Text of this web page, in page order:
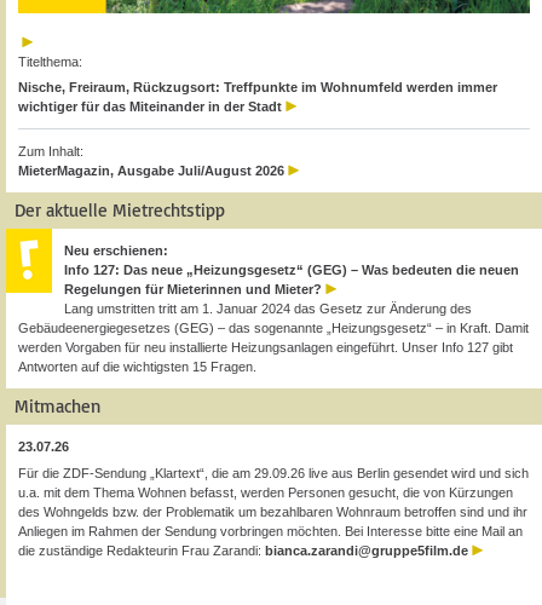
Titelthema:
Nische, Freiraum, Rückzugsort: Treffpunkte im Wohnumfeld werden immer
wichtiger für das Miteinander in der Stadt
Zum Inhalt:
MieterMagazin, Ausgabe Juli/August 2026
Der aktuelle Mietrechtstipp
Neu erschienen:
Info 127: Das neue „Heizungsgesetz“ (GEG) – Was bedeuten die neuen
Regelungen für Mieterinnen und Mieter?
Lang umstritten tritt am 1. Januar 2024 das Gesetz zur Änderung des
Gebäudeenergiegesetzes (GEG) – das sogenannte „Heizungsgesetz“ – in Kraft. Damit
werden Vorgaben für neu installierte Heizungsanlagen eingeführt. Unser Info 127 gibt
Antworten auf die wichtigsten 15 Fragen.
Mitmachen
23.07.26
Für die ZDF-Sendung „Klartext“, die am 29.09.26 live aus Berlin gesendet wird und sich
u.a. mit dem Thema Wohnen befasst, werden Personen gesucht, die von Kürzungen
des Wohngelds bzw. der Problematik um bezahlbaren Wohnraum betroffen sind und ihr
Anliegen im Rahmen der Sendung vorbringen möchten. Bei Interesse bitte eine Mail an
die zuständige Redakteurin Frau Zarandi: bianca.zarandi@gruppe5film.de